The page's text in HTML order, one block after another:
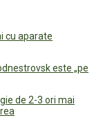
cu aparate
este „pe
de 2-3 ori mai